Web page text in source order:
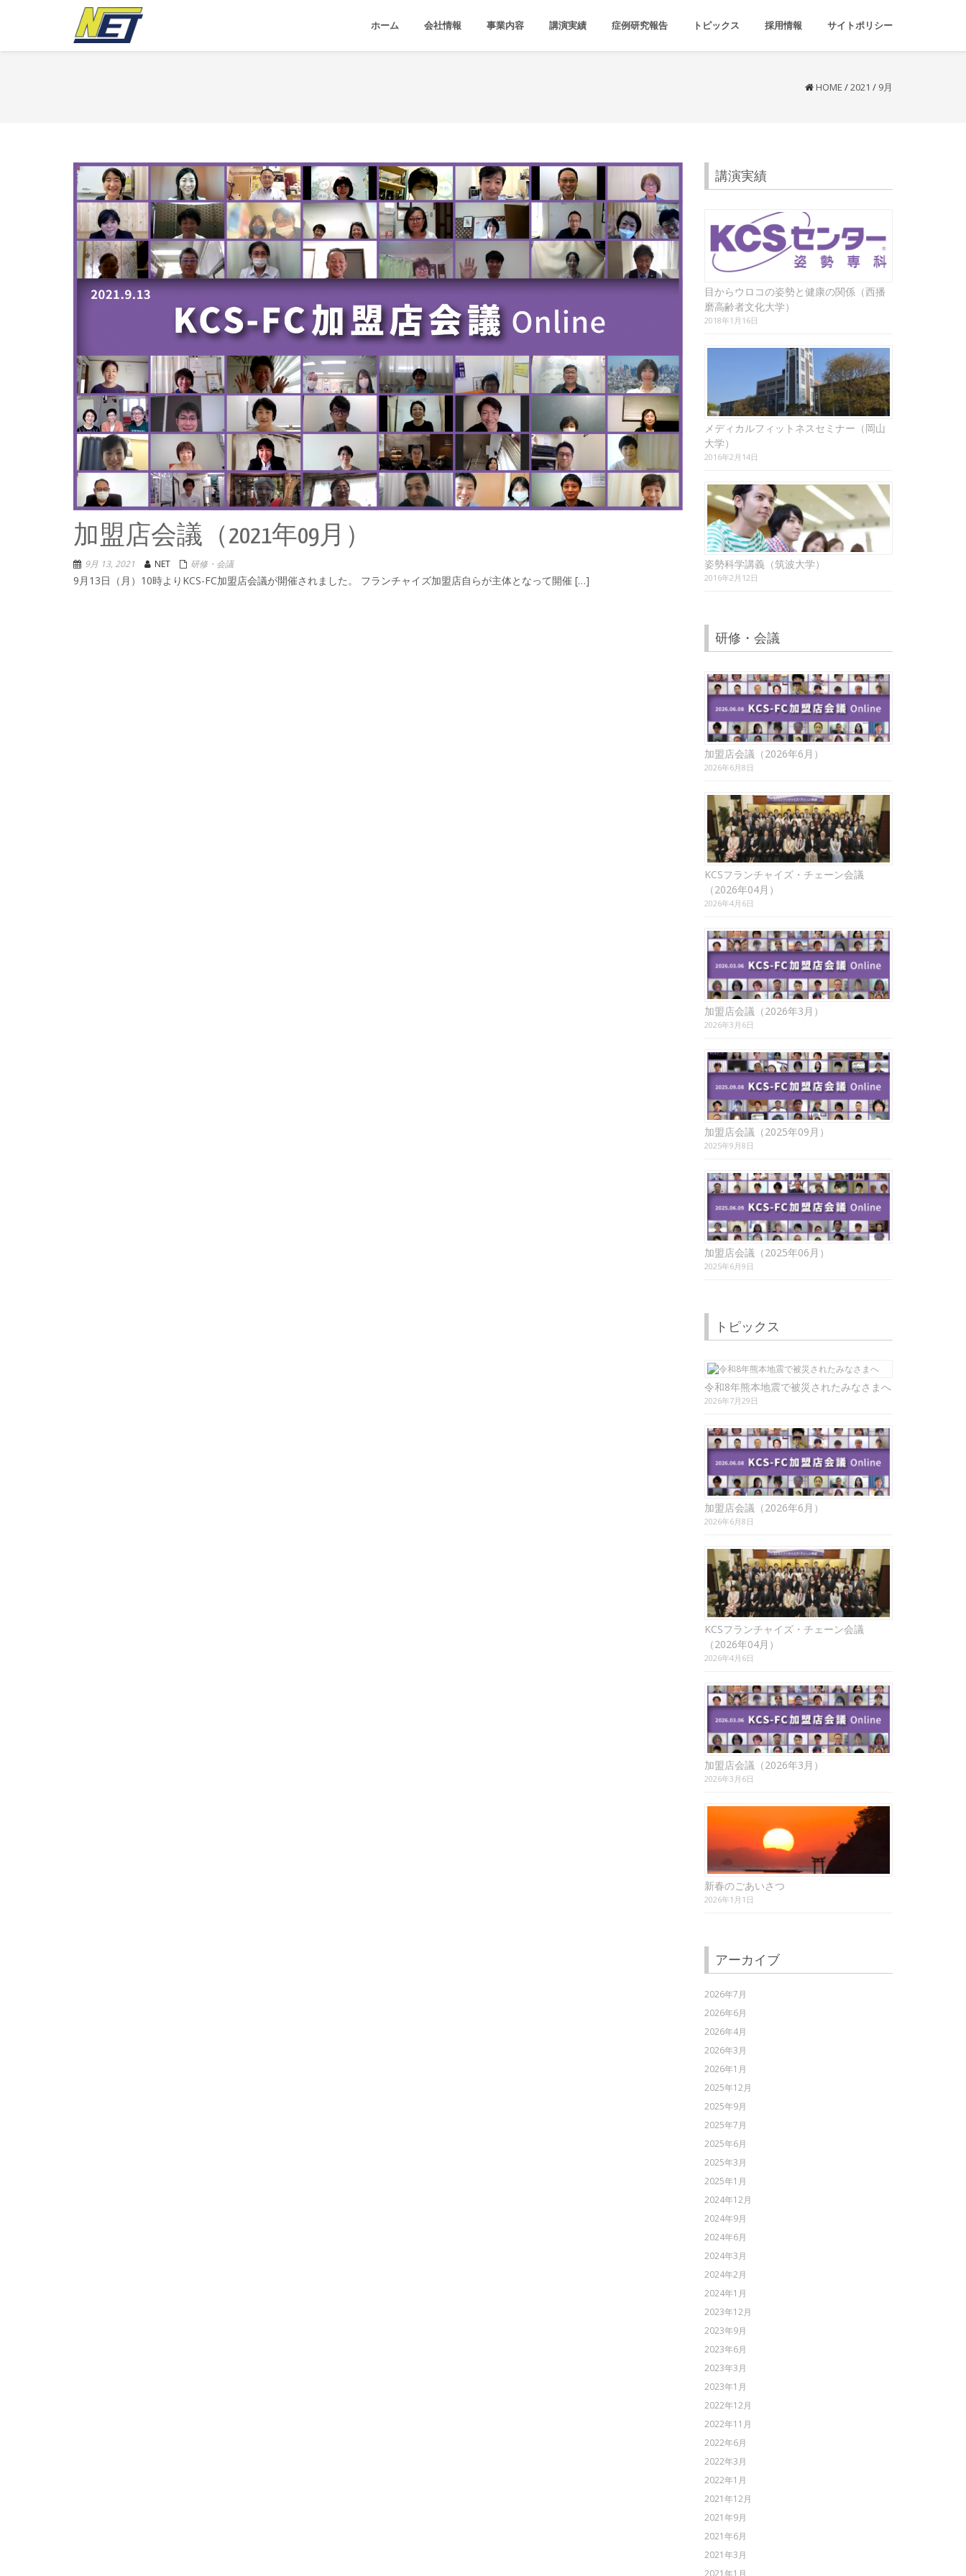
ホーム 会社情報 事業内容 講演実績 症例研究報告 トピックス 採用情報 サイトポリシー
HOME /2021 / 9月
加盟店会議（2021年09月）
9月 13, 2021 NET 研修・会議
9月13日（月）10時よりKCS-FC加盟店会議が開催されました。 フランチャイズ加盟店自らが主体となって開催 […]
講演実績
目からウロコの姿勢と健康の関係（西播
磨高齢者文化大学）
2018年1月16日
メディカルフィットネスセミナー（岡山
大学）
2016年2月14日
姿勢科学講義（筑波大学）
2016年2月12日
研修・会議
加盟店会議（2026年6月）
2026年6月8日
KCSフランチャイズ・チェーン会議
（2026年04月）
2026年4月6日
加盟店会議（2026年3月）
2026年3月6日
加盟店会議（2025年09月）
2025年9月8日
加盟店会議（2025年06月）
2025年6月9日
トピックス
令和8年熊本地震で被災されたみなさまへ
2026年7月29日
加盟店会議（2026年6月）
2026年6月8日
KCSフランチャイズ・チェーン会議
（2026年04月）
2026年4月6日
加盟店会議（2026年3月）
2026年3月6日
新春のごあいさつ
2026年1月1日
アーカイブ
2026年7月
2026年6月
2026年4月
2026年3月
2026年1月
2025年12月
2025年9月
2025年7月
2025年6月
2025年3月
2025年1月
2024年12月
2024年9月
2024年6月
2024年3月
2024年2月
2024年1月
2023年12月
2023年9月
2023年6月
2023年3月
2023年1月
2022年12月
2022年11月
2022年6月
2022年3月
2022年1月
2021年12月
2021年9月
2021年6月
2021年3月
2021年1月